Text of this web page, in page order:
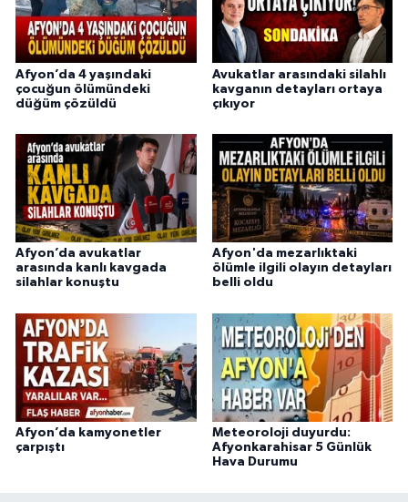
Afyon’da 4 yaşındaki
çocuğun ölümündeki
düğüm çözüldü
Avukatlar arasındaki silahlı
kavganın detayları ortaya
çıkıyor
Afyon’da avukatlar
arasında kanlı kavgada
silahlar konuştu
Afyon'da mezarlıktaki
ölümle ilgili olayın detayları
belli oldu
Afyon’da kamyonetler
çarpıştı
Meteoroloji duyurdu:
Afyonkarahisar 5 Günlük
Hava Durumu